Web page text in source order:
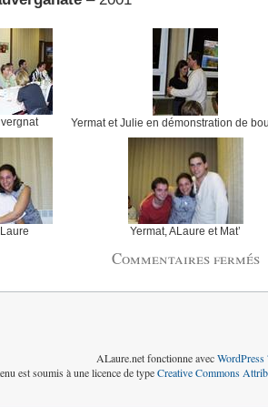
Yermat et Julie en démonstration de
Yermat, ALaure et Mat’
Commentaires fermés
ALaure.net fonctionne avecWordPress
est soumis à une licence de typeCreative Commons